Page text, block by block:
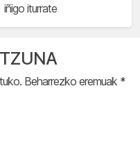
iñigo iturrate
Beharrezko eremuak *